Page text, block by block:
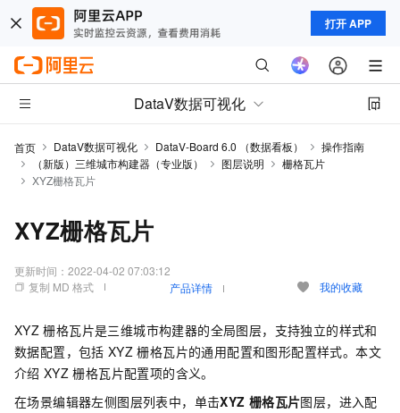
打开 APP
DataV数据可视化
首页 DataV数据可视化 DataV-Board 6.0 （数据看板）
操作指南
（新版）三维城市构建器（专业版）
图层说明
栅格瓦片
XYZ栅格瓦片
XYZ栅格瓦片
更新时间： 2022-04-02 07:03:12
复制 MD 格式
产品详情 我的收藏
XYZ 栅格瓦片是三维城市构建器的全局图层，支持独立的样式和
数据配置，包括 XYZ 栅格瓦片的通用配置和图形配置样式。本文
介绍 XYZ 栅格瓦片配置项的含义。
在场景编辑器左侧图层列表中，单击XYZ 栅格瓦片图层，进入配